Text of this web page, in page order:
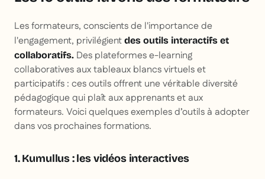
Les formateurs, conscients de l'importance de
l'engagement, privilégient des outils interactifs et
collaboratifs. Des plateformes e-learning
collaboratives aux tableaux blancs virtuels et
participatifs : ces outils offrent une véritable diversité
pédagogique qui plaît aux apprenants et aux
formateurs. Voici quelques exemples d’outils à adopter
dans vos prochaines formations.
1. Kumullus : les vidéos interactives